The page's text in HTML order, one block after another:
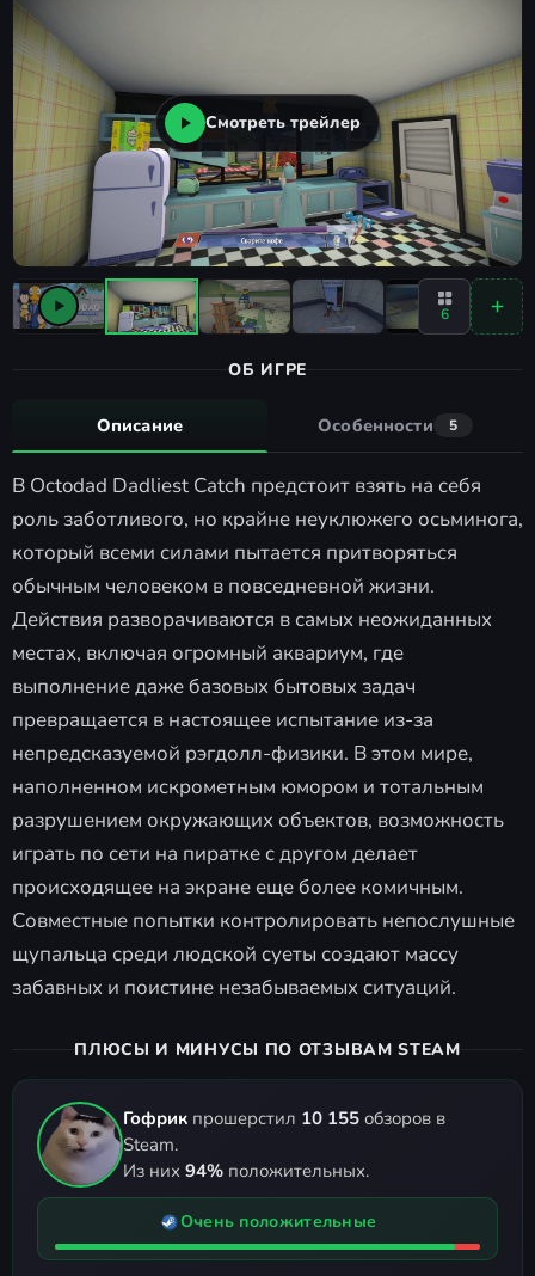
Смотреть трейлер
6
ОБ ИГРЕ
Описание Особенности 5
В Octodad Dadliest Catch предстоит взять на себя
роль заботливого, но крайне неуклюжего осьминога,
который всеми силами пытается притворяться
обычным человеком в повседневной жизни.
Действия разворачиваются в самых неожиданных
местах, включая огромный аквариум, где
выполнение даже базовых бытовых задач
превращается в настоящее испытание из-за
непредсказуемой рэгдолл-физики. В этом мире,
наполненном искрометным юмором и тотальным
разрушением окружающих объектов, возможность
играть по сети на пиратке с другом делает
происходящее на экране еще более комичным.
Совместные попытки контролировать непослушные
щупальца среди людской суеты создают массу
забавных и поистине незабываемых ситуаций.
ПЛЮСЫ И МИНУСЫ ПО ОТЗЫВАМ STEAM
Гофрик прошерстил 10 155 обзоров в
Steam.
Из них 94% положительных.
Очень положительные